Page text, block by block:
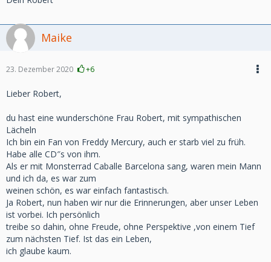
Maike
23. Dezember 2020 +6
Lieber Robert,
du hast eine wunderschöne Frau Robert, mit sympathischen
Lächeln
Ich bin ein Fan von Freddy Mercury, auch er starb viel zu früh.
Habe alle CD″s von ihm.
Als er mit Monsterrad Caballe Barcelona sang, waren mein Mann
und ich da, es war zum
weinen schön, es war einfach fantastisch.
Ja Robert, nun haben wir nur die Erinnerungen, aber unser Leben
ist vorbei. Ich persönlich
treibe so dahin, ohne Freude, ohne Perspektive ,von einem Tief
zum nächsten Tief. Ist das ein Leben,
ich glaube kaum.